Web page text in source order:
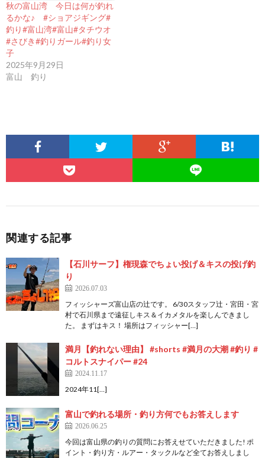
秋の富山湾 今日は何が釣れ
るかな♪ #ショアジギング#
釣り#富山湾#富山#タチウオ
#さびき#釣りガール#釣り女
子
2025年9月29日
富山 釣り
関連する記事
【石川サーフ】権現森でちょい投げ＆キスの投げ釣
り
2026.07.03
フィッシャーズ富山店の辻です。 6/30スタッフ辻・宮田・宮
村で石川県まで遠征しキス＆イカメタルを楽しんできまし
た。 まずはキス！ 場所はフィッシャー[…]
満月【釣れない理由】 #shorts #満月の大潮 #釣り #
コルトスナイパー #24
2024.11.17
2024年11[…]
富山で釣れる場所・釣り方何でもお答えします
2026.06.25
今回は富山県の釣りの質問にお答えせていただきました! ポ
イント・釣り方・ルアー・タックルなど全てお答えしまし